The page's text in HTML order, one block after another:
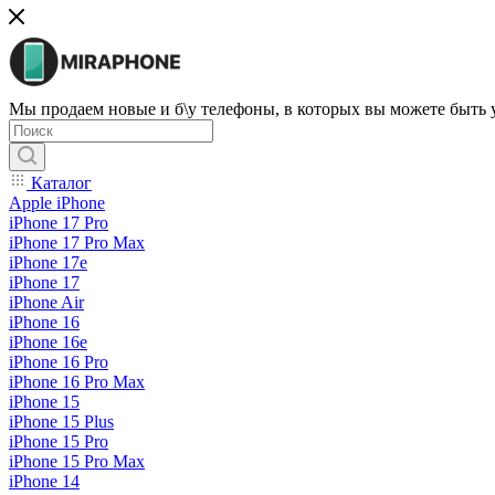
Мы продаем новые и б\у телефоны, в которых вы можете быть
Каталог
Apple iPhone
iPhone 17 Pro
iPhone 17 Pro Max
iPhone 17e
iPhone 17
iPhone Air
iPhone 16
iPhone 16e
iPhone 16 Pro
iPhone 16 Pro Max
iPhone 15
iPhone 15 Plus
iPhone 15 Pro
iPhone 15 Pro Max
iPhone 14